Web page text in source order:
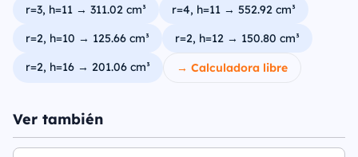
r=3, h=11 → 311.02 cm³
r=4, h=11 → 552.92 cm³
r=2, h=10 → 125.66 cm³
r=2, h=12 → 150.80 cm³
r=2, h=16 → 201.06 cm³
→ Calculadora libre
Ver también